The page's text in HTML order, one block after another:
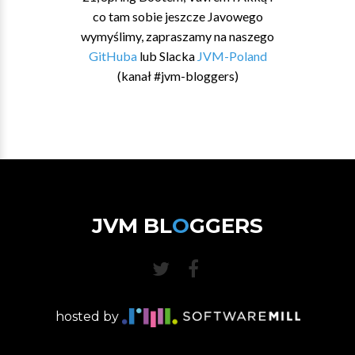
co tam sobie jeszcze Javowego
wymyślimy, zapraszamy na naszego
GitHubalub Slacka JVM-Poland
(kanał #jvm-bloggers)
JVM BLOGGERS
hosted by